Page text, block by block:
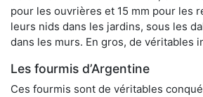
pour les ouvrières et 15 mm pour les
leurs nids dans les jardins, sous les
dans les murs. En gros, de véritables
Les fourmis d’Argentine
Ces fourmis sont de véritables